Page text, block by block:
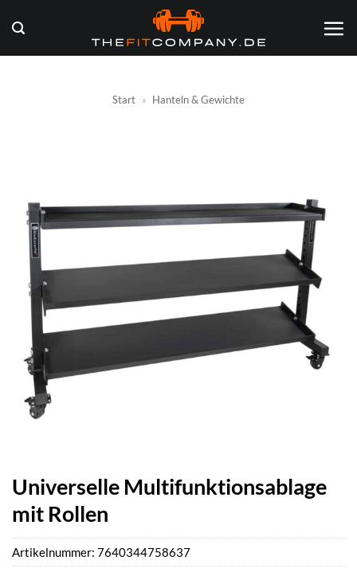
Inhalt
springen
Start » Hanteln & Gewichte
Universelle Multifunktionsablage
mit Rollen
Artikelnummer: 7640344758637